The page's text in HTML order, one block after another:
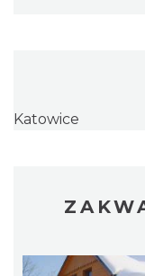
Katowice